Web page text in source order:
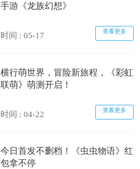
手游《龙族幻想》
时间 : 05-17 查看更多
横行萌世界，冒险新旅程，《彩虹
联萌》萌测开启！
时间 : 04-22 查看更多
今日首发不删档！《虫虫物语》红
包拿不停